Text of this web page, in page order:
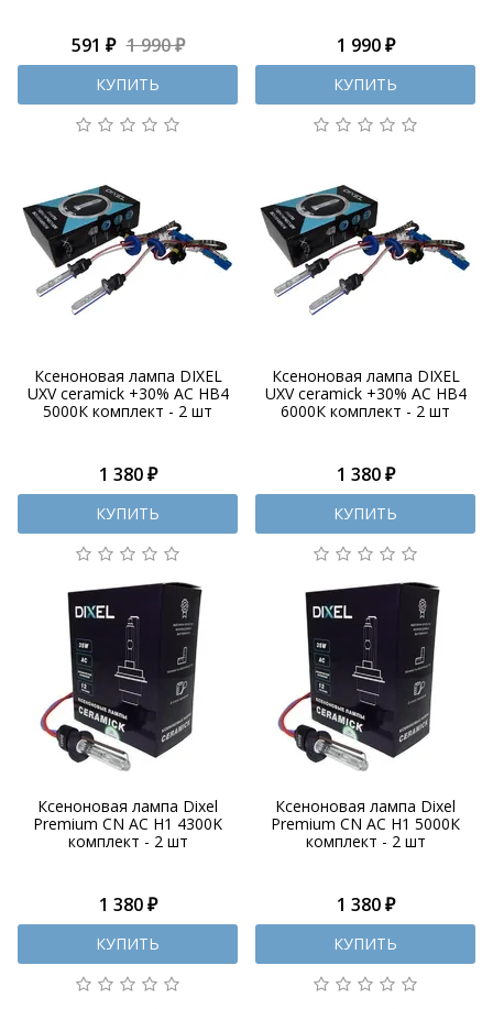
Ксеноновая лампа DIXEL
UXV ceramick +30% AC HB4
5000К комплект - 2 шт
591 ₽ 1 990 ₽
КУПИТЬ
Ксеноновая лампа DIXEL
UXV ceramick +30% AC HB4
6000К комплект - 2 шт
1 990 ₽
КУПИТЬ
Ксеноновая лампа Dixel
Premium CN AC H1 4300K
комплект - 2 шт
1 380 ₽
КУПИТЬ
Ксеноновая лампа Dixel
Premium CN AC H1 5000К
комплект - 2 шт
1 380 ₽
КУПИТЬ
1 380 ₽
КУПИТЬ
1 380 ₽
КУПИТЬ